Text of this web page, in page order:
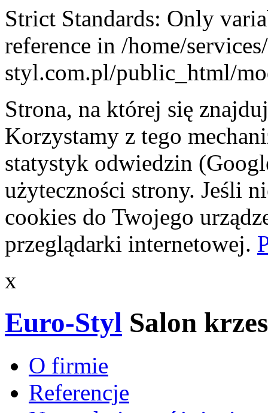
Strict Standards: Only
reference in /home/
styl.com.pl/public_html/
Strona, na której się
Korzystamy z tego
statystyk odwiedzin
użyteczności strony. Jeśli
cookies do Twojego
przeglądarki internetowej.
x
Euro-Styl Salon
O firmie
Referencje